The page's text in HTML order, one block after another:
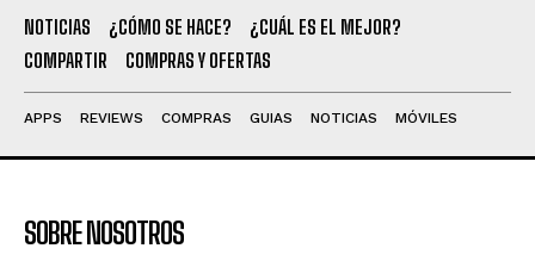
NOTICIAS ¿CÓMO SE HACE?
¿CUÁL ES EL MEJOR?
COMPARTIR
COMPRAS Y OFERTAS
APPS REVIEWS COMPRAS GUIAS NOTICIAS MÓVILES
SOBRE NOSOTROS